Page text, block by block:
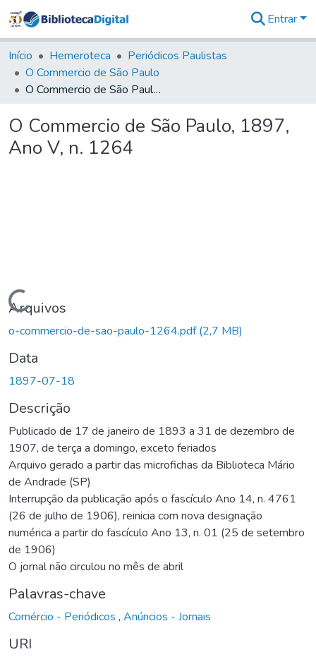
&
Coleções
Tudo na
Biblioteca
Estatísticas
Entrar
Início Hemeroteca
Periódicos Paulistas
O Commercio de São Paulo
O Commercio de São Paulo, 1897, Ano V, n. 1264
O Commercio de São Paulo, 1897,
Ano V, n. 1264
Carregando...
Arquivos
o-commercio-de-sao-paulo-1264.pdf(2,7 MB)
Data
1897-07-18
Descrição
Publicado de 17 de janeiro de 1893 a 31 de dezembro de
1907, de terça a domingo, exceto feriados
Arquivo gerado a partir das microfichas da Biblioteca Mário
de Andrade (SP)
Interrupção da publicação após o fascículo Ano 14, n. 4761
(26 de julho de 1906), reinicia com nova designação
numérica a partir do fascículo Ano 13, n. 01 (25 de setembro
de 1906)
O jornal não circulou no mês de abril
Palavras-chave
Comércio - Periódicos , Anúncios - Jornais
URI